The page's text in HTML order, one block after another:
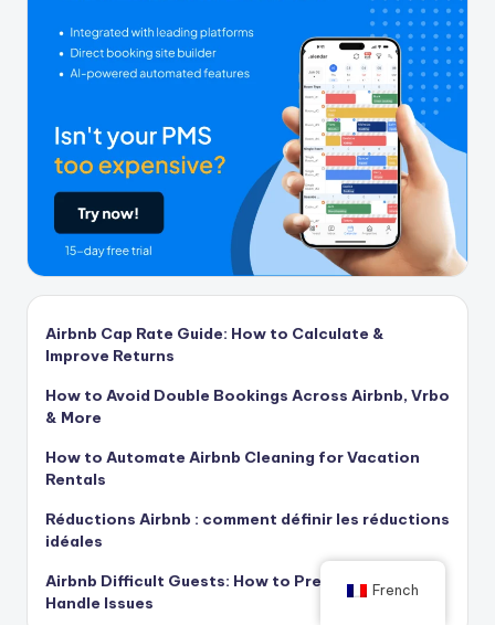
Airbnb Cap Rate Guide: How to Calculate &
Improve Returns
How to Avoid Double Bookings Across Airbnb, Vrbo
& More
How to Automate Airbnb Cleaning for Vacation
Rentals
Réductions Airbnb : comment définir les réductions
idéales
Airbnb Difficult Guests: How to Prevent, Spot, and
Handle Issues
French